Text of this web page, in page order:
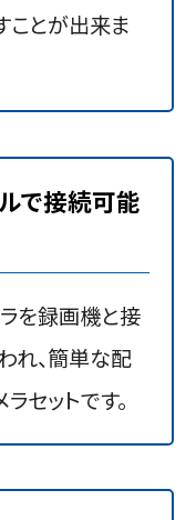
ことが出来ま
で接続可能
を録画機と接
れ、簡単な配
セットです。